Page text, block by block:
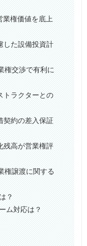
業権価値を底上
した設備投資計
権交渉で有利に
トラクターとの
契約の差入保証
残高が営業権評
権譲渡に関する
？
ム対応は？